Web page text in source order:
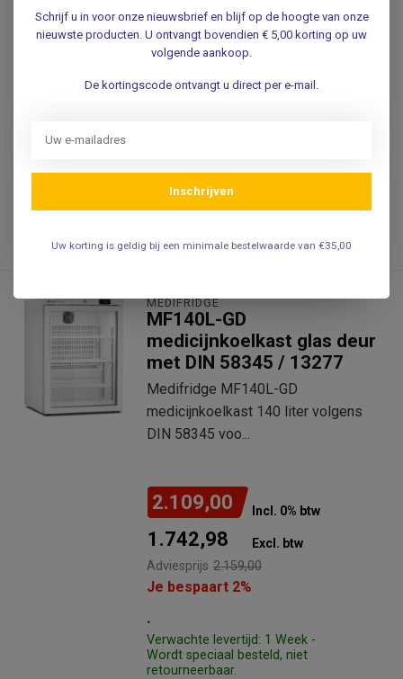
2.605,00
MEDIFRIDGE
MF140L-GD
medicijnkoelkast glas deur
met DIN 58345 / 13277
Medifridge MF140L-GD
medicijnkoelkast 140 liter volgens
DIN 58345 voo...
2.109,00 Incl. 0% btw
1.742,98 Excl. btw
Adviesprijs 2.159,00
Je bespaart 2%
.
Verwachte levertijd: 1 Week -
Wordt speciaal besteld, niet
retourneerbaar.
Schrijf u in voor onze nieuwsbrief en blijf op de hoogte van onze
nieuwste producten. U ontvangt bovendien € 5,00 korting op uw
volgende aankoop.
De kortingscode ontvangt u direct per e-mail.
Inschrijven
Uw korting is geldig bij een minimale bestelwaarde van €35,00